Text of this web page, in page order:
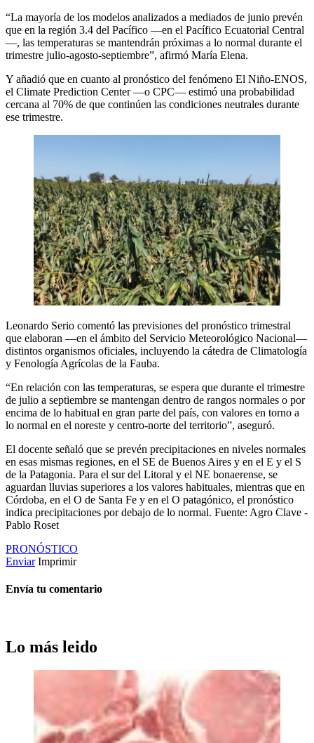
“La mayoría de los modelos analizados a mediados de junio prevén
que en la región 3.4 del Pacífico —en el Pacífico Ecuatorial Central
—, las temperaturas se mantendrán próximas a lo normal durante el
trimestre julio-agosto-septiembre”, afirmó María Elena.
Y añadió que en cuanto al pronóstico del fenómeno El Niño-ENOS,
el Climate Prediction Center —o CPC— estimó una probabilidad
cercana al 70% de que continúen las condiciones neutrales durante
ese trimestre.
Leonardo Serio comentó las previsiones del pronóstico trimestral
que elaboran —en el ámbito del Servicio Meteorológico Nacional—
distintos organismos oficiales, incluyendo la cátedra de Climatología
y Fenología Agrícolas de la Fauba.
“En relación con las temperaturas, se espera que durante el trimestre
de julio a septiembre se mantengan dentro de rangos normales o por
encima de lo habitual en gran parte del país, con valores en torno a
lo normal en el noreste y centro-norte del territorio”, aseguró.
El docente señaló que se prevén precipitaciones en niveles normales
en esas mismas regiones, en el SE de Buenos Aires y en el E y el S
de la Patagonia. Para el sur del Litoral y el NE bonaerense, se
aguardan lluvias superiores a los valores habituales, mientras que en
Córdoba, en el O de Santa Fe y en el O patagónico, el pronóstico
indica precipitaciones por debajo de lo normal. Fuente: Agro Clave -
Pablo Roset
PRONÓSTICO
Enviar Imprimir
Envía tu comentario
Lo más leido